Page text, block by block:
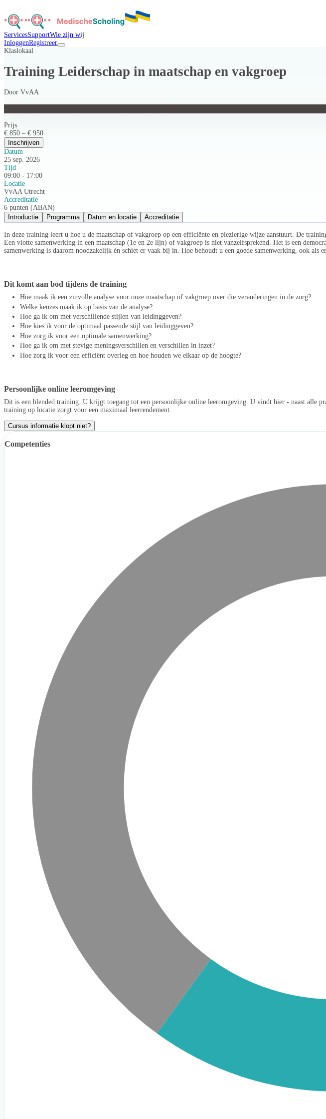
ServicesSupportWie zijn wij
InloggenRegistreer
Klaslokaal
Training Leiderschap in maatschap en vakgroep
Door VvAA
Prijs
€ 850 – € 950
Inschrijven
Datum
25 sep. 2026
Tijd
09:00 - 17:00
Locatie
VvAA Utrecht
Accreditatie
6 punten (ABAN)
Introductie
Programma Datum en locatie Accreditatie
In deze training leert u hoe u de maatschap of vakgroep op een efficiënte en plezierige wijze aanstuurt. De
Een vlotte samenwerking in een maatschap (1e en 2e lijn) of vakgroep is niet vanzelfsprekend. Het is een
samenwerking is daarom noodzakelijk én schiet er vaak bij in. Hoe behoudt u een goede samenwerking, ook als
Dit komt aan bod tijdens de training
Hoe maak ik een zinvolle analyse voor onze maatschap of vakgroep over die veranderingen in de zorg?
Welke keuzes maak ik op basis van de analyse?
Hoe ga ik om met verschillende stijlen van leidinggeven?
Hoe kies ik voor de optimaal passende stijl van leidinggeven?
Hoe zorg ik voor een optimale samenwerking?
Hoe ga ik om met stevige meningsverschillen en verschillen in inzet?
Hoe zorg ik voor een efficiënt overleg en hoe houden we elkaar op de hoogte?
Persoonlijke online leeromgeving
Dit is een blended training. U krijgt toegang tot een persoonlijke online leeromgeving. U vindt hier - naast alle
training op locatie zorgt voor een maximaal leerrendement.
Cursus informatie klopt niet?
Competenties